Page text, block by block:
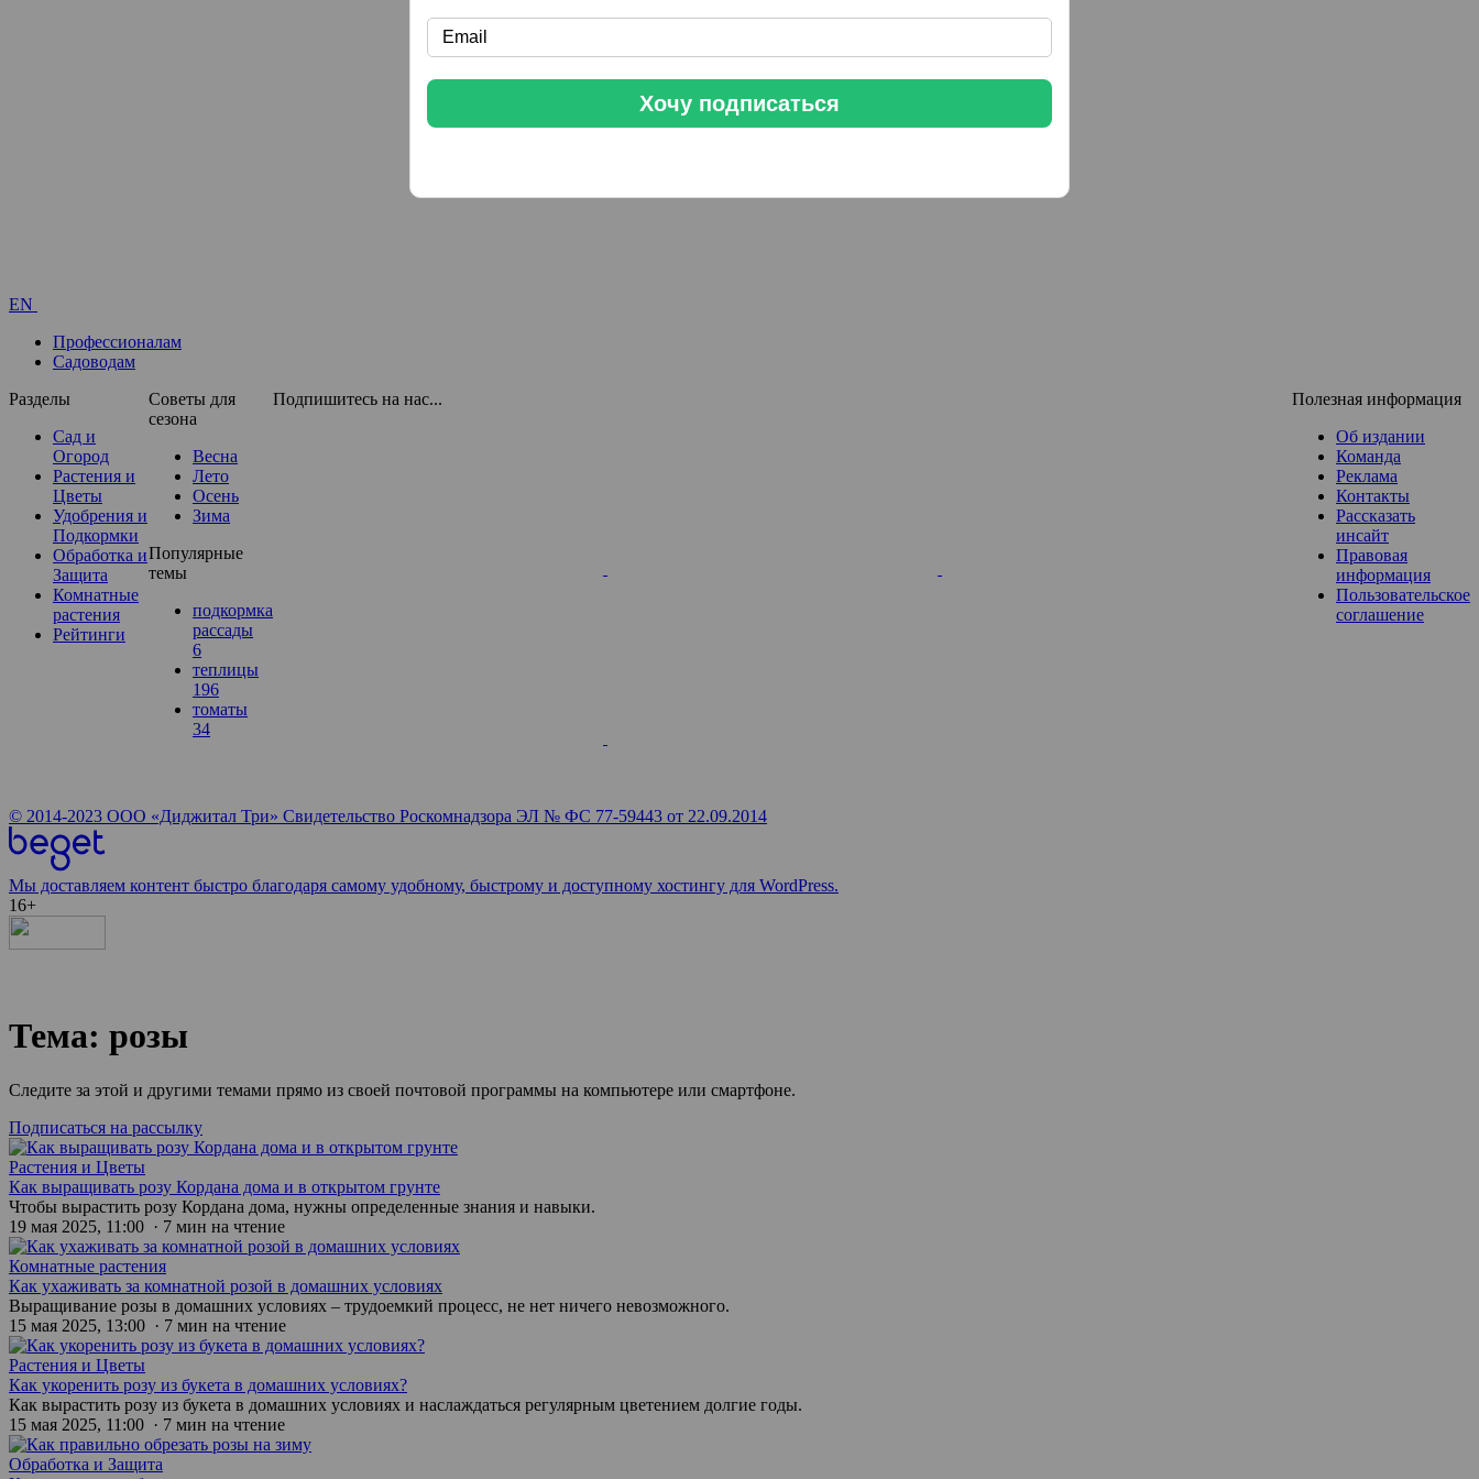
EN
Профессионалам
Садоводам
Разделы
Сад и
Огород
Растения и
Цветы
Удобрения и
Подкормки
Обработка и
Защита
Комнатные
растения
Рейтинги
Советы для
сезона
Весна
Лето
Осень
Зима
Популярные
темы
подкормка
рассады
6
теплицы
196
томаты
34
Подпишитесь на нас...
Полезная информация
Об издании
Команда
Реклама
Контакты
Рассказать
инсайт
Правовая
информация
Пользовательское
соглашение
© 2014-2023 ООО «Диджитал Три» Свидетельство Роскомнадзора ЭЛ № ФС 77-59443 от 22.09.2014
Мы доставляем контент быстро благодаря самому удобному, быстрому и доступному хостингу для WordPress.
16+
Тема: розы
Следите за этой и другими темами прямо из своей почтовой программы на компьютере или смартфоне.
Подписаться на рассылку
Растения и Цветы
Как выращивать розу Кордана дома и в открытом грунте
Чтобы вырастить розу Кордана дома, нужны определенные знания и навыки.
19 мая 2025, 11:00 · 7 мин на чтение
Комнатные растения
Как ухаживать за комнатной розой в домашних условиях
Выращивание розы в домашних условиях – трудоемкий процесс, не нет ничего невозможного.
15 мая 2025, 13:00 · 7 мин на чтение
Растения и Цветы
Как укоренить розу из букета в домашних условиях?
Как вырастить розу из букета в домашних условиях и наслаждаться регулярным цветением долгие годы.
15 мая 2025, 11:00 · 7 мин на чтение
Обработка и Защита
Хочу подписаться